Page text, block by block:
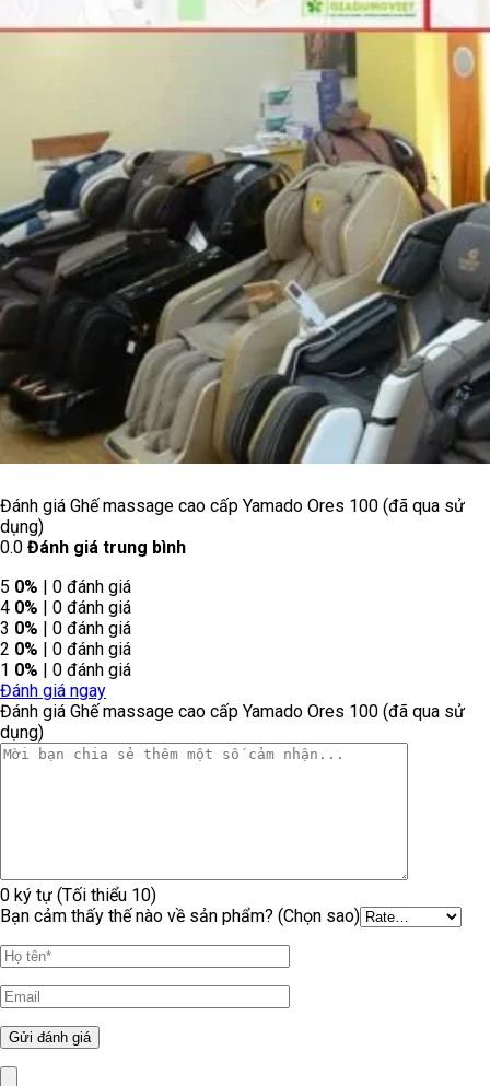
Đánh giá Ghế massage cao cấp Yamado Ores 100 (đã qua sử
dụng)
0.0 Đánh giá trung bình
5 0% | 0 đánh giá
4 0% | 0 đánh giá
3 0% | 0 đánh giá
2 0% | 0 đánh giá
1 0% | 0 đánh giá
Đánh giá ngay
Đánh giá Ghế massage cao cấp Yamado Ores 100 (đã qua sử
dụng)
0 ký tự (Tối thiểu 10)
Bạn cảm thấy thế nào về sản phẩm? (Chọn sao)